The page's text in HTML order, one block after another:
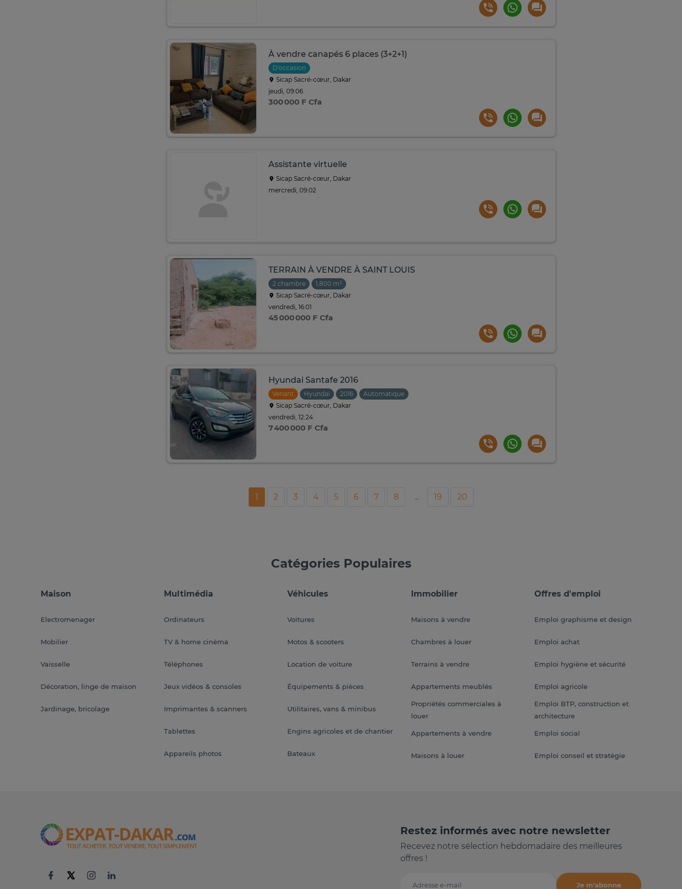
À vendre canapés 6 places (3+2+1)
D'occasion
Sicap Sacré-cœur, Dakar
jeudi, 09:06
300 000 F Cfa
Assistante virtuelle
Sicap Sacré-cœur, Dakar
mercredi, 09:02
TERRAIN À VENDRE À SAINT LOUIS
2 chambre
1,800 m²
Sicap Sacré-cœur, Dakar
vendredi, 16:01
45 000 000 F Cfa
Hyundai Santafe 2016
Venant Hyundai 2016
Automatique
Sicap Sacré-cœur, Dakar
vendredi, 12:24
7 400 000 F Cfa
1 2 3 4 5 6 7 8 ... 19 20
Catégories Populaires
Maison
Electromenager
Mobilier
Vaisselle
Décoration, linge de maison
Jardinage, bricolage
Multimédia
Ordinateurs
TV & home cinéma
Téléphones
Jeux vidéos & consoles
Imprimantes & scanners
Tablettes
Appareils photos
Véhicules
Voitures
Motos & scooters
Location de voiture
Équipements & pièces
Utilitaires, vans & minibus
Engins agricoles et de chantier
Bateaux
Immobilier
Maisons à vendre
Chambres à louer
Terrains à vendre
Appartements meublés
Propriétés commerciales à
louer
Appartements à vendre
Maisons à louer
Offres d'emploi
Emploi graphisme et design
Emploi achat
Emploi hygiène et sécurité
Emploi agricole
Emploi BTP, construction et
architecture
Emploi social
Emploi conseil et stratégie
Restez informés avec notre newsletter
Recevez notre sélection hebdomadaire des meilleures
offres !
Je m'abonne